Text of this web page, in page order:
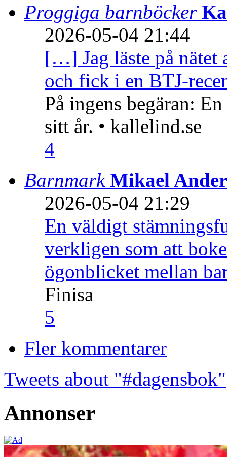
Proggiga barnböcker
2026-05-04 21:44
[…] Jag läste på nätet
och fick i en BTJ-
På ingens begäran:
sitt år. • kallelind.se
4
Barnmark Mikael
2026-05-04 21:29
En väldigt
verkligen som att
ögonblicket mellan
Finisa
5
Fler kommentarer
Tweets about "#dagensbok"
Annonser